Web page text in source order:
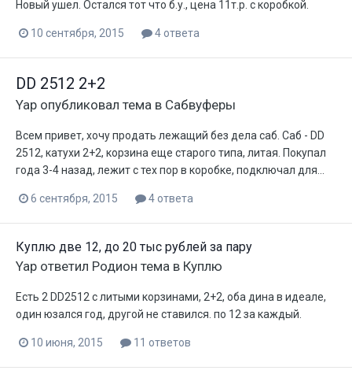
Новый ушел. Остался тот что б.у., цена 11т.р. с коробкой.
10 сентября, 2015 4 ответа
DD 2512 2+2
Yap опубликовал тема в Сабвуферы
Всем привет, хочу продать лежащий без дела саб. Саб - DD
2512, катухи 2+2, корзина еще старого типа, литая. Покупал
года 3-4 назад, лежит с тех пор в коробке, подключал для...
6 сентября, 2015 4 ответа
Куплю две 12, до 20 тыс рублей за пару
Yap ответил Родион тема в Куплю
Есть 2 DD2512 c литыми корзинами, 2+2, оба дина в идеале,
один юзался год, другой не ставился. по 12 за каждый.
10 июня, 2015 11 ответов